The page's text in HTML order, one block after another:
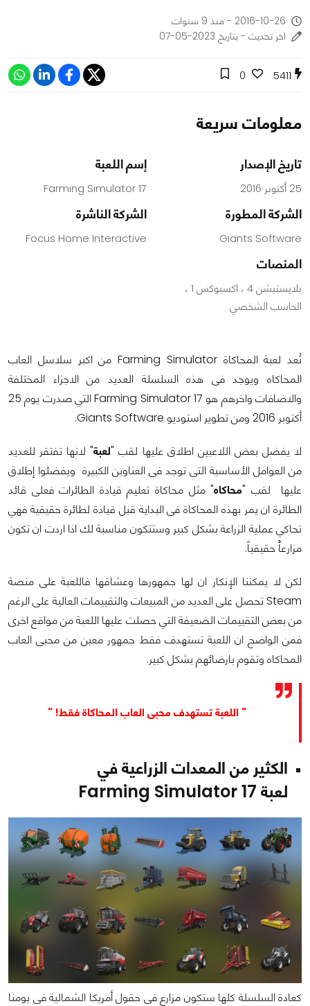
2016-10-26 - منذ 9 سنوات
اخر تحديث - بتاريخ 2023-05-07
5411
0
معلومات سريعة
تاريخ الإصدار
25 أكتوبر 2016
إسم اللعبة
Farming Simulator 17
الشركة المطورة
Giants Software
الشركة الناشرة
Focus Home Interactive
المنصات
بلايستيشن 4 ، اكسبوكس 1 ،
الحاسب الشخصي
تُعد لعبة المحاكاة Farming Simulator من اكبر سلاسل العاب
المحاكاه ويوجد فى هذه السلسلة العديد من الاجزاء المختلفة
والاضافات واخرهم هو Farming Simulator 17 التي صدرت يوم 25
أكتوبر 2016 ومن تطوير استوديو Giants Software.
لا يفضل بعض اللاعبين اطلاق عليها لقب "لعبة" لانها تفتقر للعديد
من العوامل الأساسية التى توجد فى العناوين الكبيرة ويفضلوا إطلاق
عليها لقب "محاكاه" مثل محاكاة تعليم قيادة الطائرات فعلى قائد
الطائرة ان يمر بهذه المحاكاة فى البداية قبل قيادة لطائرة حقيقية فهي
تحاكي عملية الزراعة بشكل كبير وستتكون مناسبة لك اذا اردت ان تكون
مزارعاًُ حقيقياً.
لكن لا يمكننا الإنكار ان لها جمهورها وعشاقها فاللعبة على منصة
Steam تحصل على العديد من المبيعات والتقييمات العالية على الرغم
من بعض التقييمات الضعيفة التي حصلت عليها اللعبة من مواقع اخرى
فمن الواضح ان اللعبة تستهدف فقط جمهور معين من محبى العاب
المحاكاه وتقوم بارضائهم بشكل كبير.
" اللعبة تستهدف محبى العاب المحاكاة فقط! "
الكثير من المعدات الزراعية في
لعبة Farming Simulator 17
كعادة السلسلة كلها ستكون مزارع فى حقول أمريكا الشمالية فى يومنا